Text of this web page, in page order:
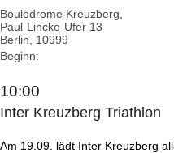
Boulodrome Kreuzberg,
Paul-Lincke-Ufer 13
Berlin
10999
Beginn:
10:00
Inter Kreuzberg Triathlon
Am 19.09. lädt Inter Kreuzberg